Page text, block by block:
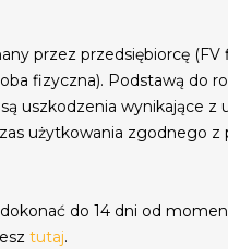
przez przedsiębiorcę
fizyczna). Podstawą do
uszkodzenia wynikające
użytkowania zgodnego z
do 14 dni od
tutaj.